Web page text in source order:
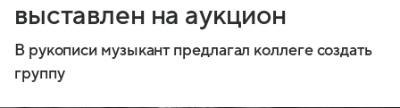
выставлен на аукцион
В рукописи музыкант предлагал коллеге создать
группу